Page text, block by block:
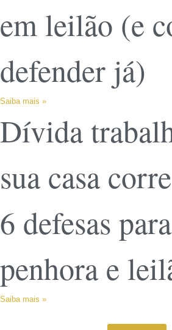
em leilão (e
defender já)
Saiba mais »
Dívida
sua casa
6 defesas
penhora e
Saiba mais »